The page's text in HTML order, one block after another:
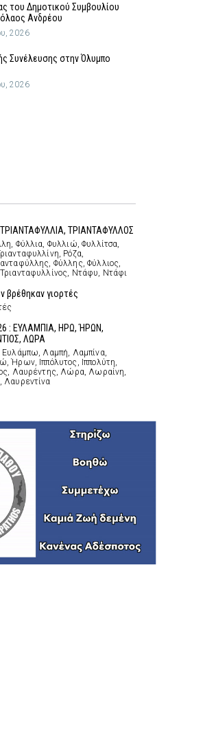
του Δημοτικού Συμβουλίου
Ανδρέου
2026
Συνέλευσης στην Όλυμπο
2026
ΤΡΙΑΝΤΑΦΥΛΛΟΣ
Φύλλια, Φυλλιώ, Φυλλίτσα,
Ρόζα,
Φύλλης, Φύλλιος,
Ντάφυ, Ντάφι
βρέθηκαν γιορτές
: ΕΥΛΑΜΠΙΑ, ΗΡΩ, ΉΡΩΝ,
ΛΩΡΑ
Ευλάμπω, Λαμπή, Λαμπίνα,
Ήρων, Ιππόλυτος, Ιππολύτη,
Λαυρέντης, Λώρα, Λωραίνη,
Λαυρεντίνα